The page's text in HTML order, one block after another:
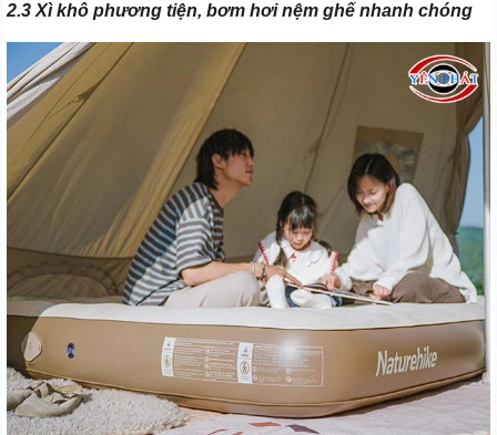
2.3 Xì khô phương tiện, bơm hơi nệm ghế nhanh chóng